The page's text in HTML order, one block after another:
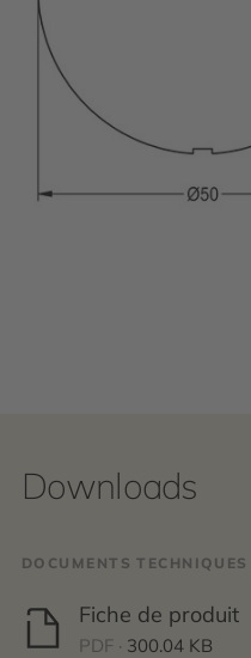
Downloads
DOCUMENTS TECHNIQUES
Fiche de produit
PDF · 300.04 KB